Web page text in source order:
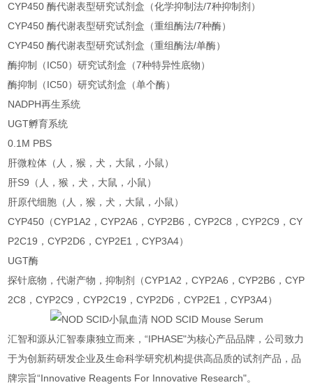
CYP450 酶代谢表型研究试剂盒（化学抑制法/7种抑制剂）
CYP450 酶代谢表型研究试剂盒（重组酶法/7种酶）
CYP450 酶代谢表型研究试剂盒（重组酶法/单酶）
酶抑制（IC50）研究试剂盒（7种特异性底物）
酶抑制（IC50）研究试剂盒（单个酶）
NADPH再生系统
UGT孵育系统
0.1M PBS
肝微粒体（人，猴，犬，大鼠，小鼠）
肝S9（人，猴，犬，大鼠，小鼠）
肝原代细胞（人，猴，犬，大鼠，小鼠）
CYP450（CYP1A2，CYP2A6，CYP2B6，CYP2C8，CYP2C9，CY
P2C19，CYP2D6，CYP2E1，CYP3A4）
UGT酶
探针底物，代谢产物，抑制剂（CYP1A2，CYP2A6，CYP2B6，CYP
2C8，CYP2C9，CYP2C19，CYP2D6，CYP2E1，CYP3A4）
汇智和源从汇智泰康独立而来，“IPHASE"为核心产品品牌，公司致力
于为创新药研发企业及生命科学研究机构提供高品质的试剂产品，品
牌宗旨“Innovative Reagents For Innovative Research"。